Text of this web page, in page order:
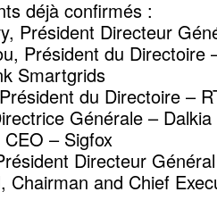
déjà confirmés :
Président Directeur
Président du Directoire
Smartgrids
du Directoire –
Générale – Dalkia
– Sigfox
Directeur
Chairman and Chief